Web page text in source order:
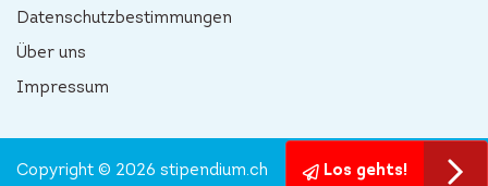
Datenschutzbestimmungen
Über uns
Impressum
Los gehts!
Copyright © 2026 stipendium.ch